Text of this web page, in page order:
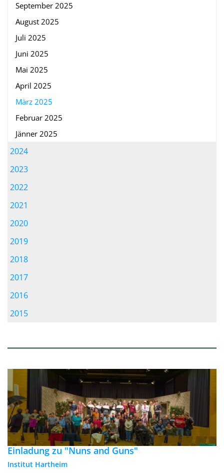
September 2025
August 2025
Juli 2025
Juni 2025
Mai 2025
April 2025
März 2025
Februar 2025
Jänner 2025
2024
2023
2022
2021
2020
2019
2018
2017
2016
2015
Einladung zu "Nuns and Guns"
Institut Hartheim